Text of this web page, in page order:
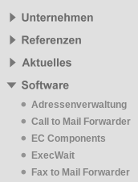
Adressenverwaltung
Call to Mail Forwarder
EC Components
ExecWait
Fax to Mail Forwarder